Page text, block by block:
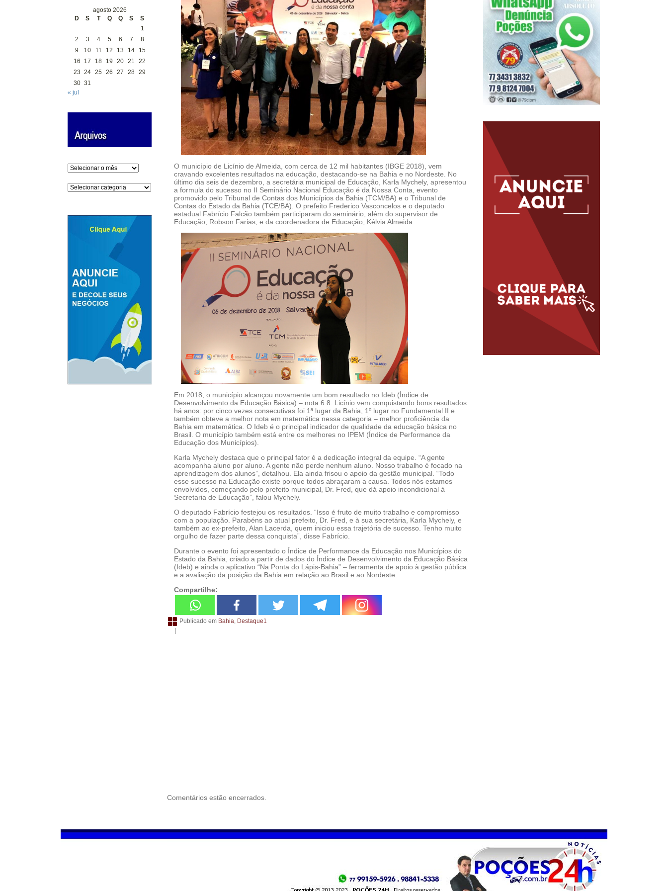
agosto 2026
D
S T Q Q S
S
1
2
3 4 5 6 7
8
9
10 11 12 13 14
15
16
17 18 19 20 21
22
23 24 25 26 27 28 29
30 31
« jul
Arquivos
Categorias
O município de Licínio de Almeida, com cerca de 12 mil habitantes (IBGE 2018), vem
cravando excelentes resultados na educação, destacando-se na Bahia e no Nordeste. No
último dia seis de dezembro, a secretária municipal de Educação, Karla Mychely, apresentou
a formula do sucesso no II Seminário Nacional Educação é da Nossa Conta, evento
promovido pelo Tribunal de Contas dos Municípios da Bahia (TCM/BA) e o Tribunal de
Contas do Estado da Bahia (TCE/BA). O prefeito Frederico Vasconcelos e o deputado
estadual Fabrício Falcão também participaram do seminário, além do supervisor de
Educação, Robson Farias, e da coordenadora de Educação, Kélvia Almeida.
Em 2018, o município alcançou novamente um bom resultado no Ideb (Índice de
Desenvolvimento da Educação Básica) – nota 6.8. Licínio vem conquistando bons resultados
há anos: por cinco vezes consecutivas foi 1ª lugar da Bahia, 1º lugar no Fundamental II e
também obteve a melhor nota em matemática nessa categoria – melhor proficiência da
Bahia em matemática. O Ideb é o principal indicador de qualidade da educação básica no
Brasil. O município também está entre os melhores no IPEM (Índice de Performance da
Educação dos Municípios).
Karla Mychely destaca que o principal fator é a dedicação integral da equipe. “A gente
acompanha aluno por aluno. A gente não perde nenhum aluno. Nosso trabalho é focado na
aprendizagem dos alunos”, detalhou. Ela ainda frisou o apoio da gestão municipal. “Todo
esse sucesso na Educação existe porque todos abraçaram a causa. Todos nós estamos
envolvidos, começando pelo prefeito municipal, Dr. Fred, que dá apoio incondicional à
Secretaria de Educação”, falou Mychely.
O deputado Fabrício festejou os resultados. “Isso é fruto de muito trabalho e compromisso
com a população. Parabéns ao atual prefeito, Dr. Fred, e à sua secretária, Karla Mychely, e
também ao ex-prefeito, Alan Lacerda, quem iniciou essa trajetória de sucesso. Tenho muito
orgulho de fazer parte dessa conquista”, disse Fabrício.
Durante o evento foi apresentado o Índice de Performance da Educação nos Municípios do
Estado da Bahia, criado a partir de dados do Índice de Desenvolvimento da Educação Básica
(Ideb) e ainda o aplicativo “Na Ponta do Lápis-Bahia” – ferramenta de apoio à gestão pública
e a avaliação da posição da Bahia em relação ao Brasil e ao Nordeste.
Compartilhe:
Publicado em Bahia Destaque1
|
Comentários estão encerrados.